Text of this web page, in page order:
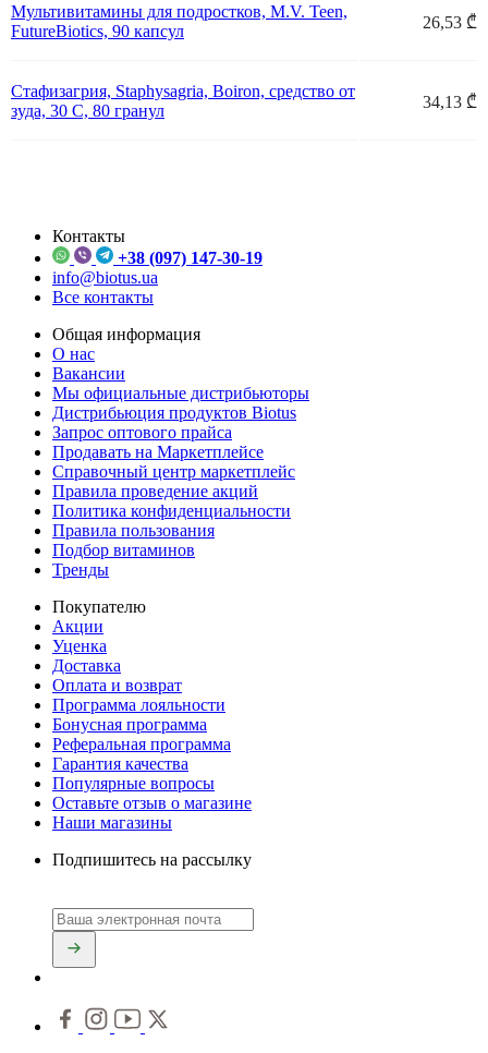
Мультивитамины для подростков, M.V. Teen,
FutureBiotics, 90 капсул
26,53 ₾
Стафизагрия, Staphysagria, Boiron, средство от
зуда, 30 C, 80 гранул
34,13 ₾
Контакты
+38 (097) 147-30-19
info@biotus.ua
Все контакты
Общая информация
О нас
Вакансии
Мы официальные дистрибьюторы
Дистрибьюция продуктов Biotus
Запрос оптового прайса
Продавать на Маркетплейсе
Справочный центр маркетплейс
Правила проведение акций
Политика конфиденциальности
Правила пользования
Подбор витаминов
Тренды
Покупателю
Акции
Уценка
Доставка
Оплата и возврат
Программа лояльности
Бонусная программа
Реферальная программа
Гарантия качества
Популярные вопросы
Оставьте отзыв о магазине
Наши магазины
Подпишитесь на рассылку